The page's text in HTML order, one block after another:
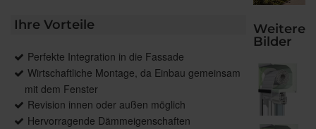
Ihre Vorteile
Perfekte Integration in die Fassade
Wirtschaftliche Montage, da Einbau gemeinsam
mit dem Fenster
Revision innen oder außen möglich
Hervorragende Dämmeigenschaften
Weitere
Bilder